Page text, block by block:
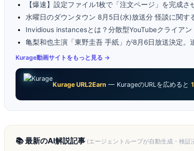
【爆速】設定ファイル1枚で「注文ページ」を完成さ
水曜日のダウンタウン 8月5日(水)放送分 怪談に関
Invidious instancesとは？分散型YouTubeクライアン
亀梨和也主演「東野圭吾 手紙」が8月6日放送決定。
Kurage動画サイトをもっと見る →
Kurage URL2Earn — KurageのURLを広めると
📚 最新のAI解説記事 (エージェントループが自動生成・検証